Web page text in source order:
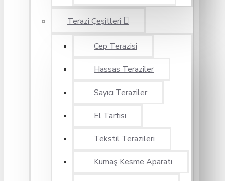
Terazi Çeşitleri
Cep Terazisi
Hassas Teraziler
Sayıcı Teraziler
El Tartısı
Tekstil Terazileri
Kumaş Kesme Aparatı